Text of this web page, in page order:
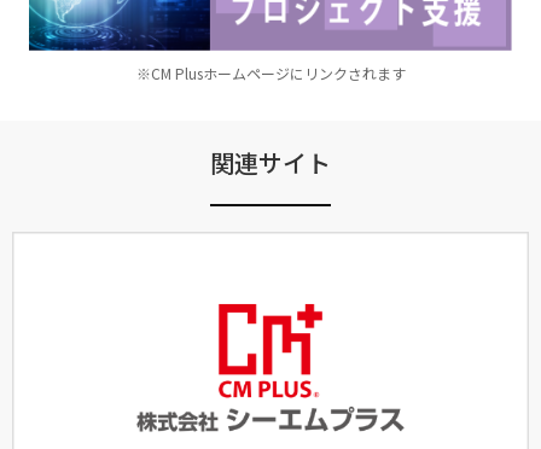
※CM Plusホームページにリンクされます
関連サイト